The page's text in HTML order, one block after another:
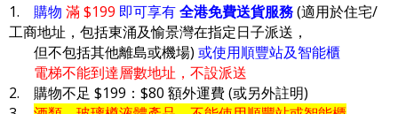
1. 購物 滿 $199 即可享有全港免費送貨服務(適用於住宅/
工商地址，包括東涌及愉景灣在指定日子派送，
但不包括其他離島或機場) 或使用順豐站及智能櫃
電梯不能到達層數地址，不設派送
2. 購物不足 $199：$80 額外運費 (或另外註明)